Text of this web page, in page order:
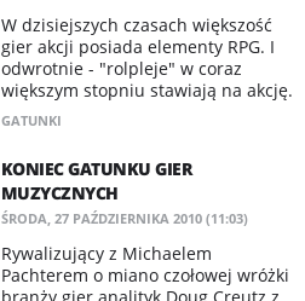
W dzisiejszych czasach większość
gier akcji posiada elementy RPG. I
odwrotnie - "rolpleje" w coraz
większym stopniu stawiają na akcję.
GATUNKI
KONIEC GATUNKU GIER
MUZYCZNYCH
ŚRODA, 27 PAŹDZIERNIKA 2010 (11:03)
Rywalizujący z Michaelem
Pachterem o miano czołowej wróżki
branży gier analityk Doug Creutz z